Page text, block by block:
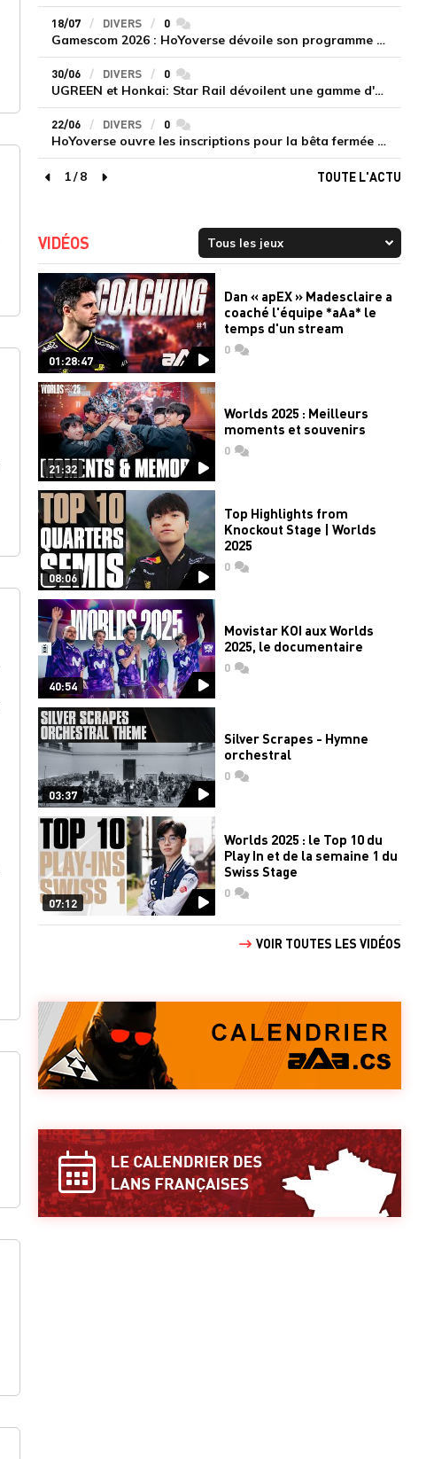
18/07 DIVERS 0commentaires
Gamescom 2026 : HoYoverse dévoile son programme et présente deux nouveaux jeux inédits
30/06 DIVERS 0commentaires
UGREEN et Honkai: Star Rail dévoilent une gamme d'accessoires de recharge en édition limitée
22/06 DIVERS 0commentaires
HoYoverse ouvre les inscriptions pour la bêta fermée de Honkai : Nexus Anima
page précédente
1/8
page suivante
TOUTE L'ACTU
VIDÉOS
01:28:47
Dan « apEX » Madesclaire a
coaché l'équipe *aAa* le
temps d'un stream
0commentaires
21:32
Worlds 2025 : Meilleurs
moments et souvenirs
0commentaires
08:06
Top Highlights from
Knockout Stage | Worlds
2025
0commentaires
40:54
Movistar KOI aux Worlds
2025, le documentaire
0commentaires
03:37
Silver Scrapes - Hymne
orchestral
0commentaires
07:12
Worlds 2025 : le Top 10 du
Play In et de la semaine 1 du
Swiss Stage
0commentaires
VOIR TOUTES LES VIDÉOS